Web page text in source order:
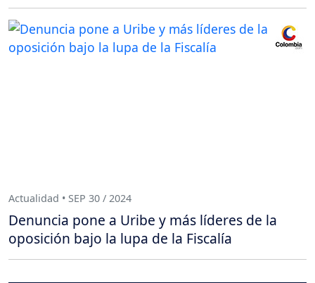
Actualidad • SEP 30 / 2024
Denuncia pone a Uribe y más líderes de la
oposición bajo la lupa de la Fiscalía